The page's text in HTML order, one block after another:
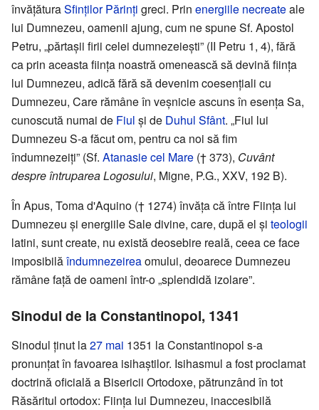
învățăturaSfinților Părinți greci. Prin energiile necreateale
lui Dumnezeu, oamenii ajung, cum ne spune Sf. Apostol
Petru, „părtașii firii celei dumnezeiești” (II Petru 1, 4), fără
ca prin aceasta ființa noastră omenească să devină ființa
lui Dumnezeu, adică fără să devenim coesențiali cu
Dumnezeu, Care rămâne în veșnicie ascuns în esența Sa,
cunoscută numai de Fiul și de Duhul Sfânt. „Fiul lui
Dumnezeu S-a făcut om, pentru ca noi să fim
îndumnezeiți” (Sf. Atanasie cel Mare († 373), Cuvânt
despre întruparea Logosului, Migne, P.G., XXV, 192 B).
În Apus, Toma d'Aquino († 1274) învăța că între Ființa lui
Dumnezeu și energiile Sale divine, care, după el și teologii
latini, sunt create, nu există deosebire reală, ceea ce face
imposibilăîndumnezeireaomului, deoarece Dumnezeu
rămâne față de oameni într-o „splendidă izolare”.
Sinodul de la Constantinopol, 1341
Sinodul ținut la27 mai 1351 la Constantinopol s-a
pronunțat în favoarea isihaștilor. Isihasmul a fost proclamat
doctrină oficială a Bisericii Ortodoxe, pătrunzând în tot
Răsăritul ortodox: Ființa lui Dumnezeu, inaccesibilă